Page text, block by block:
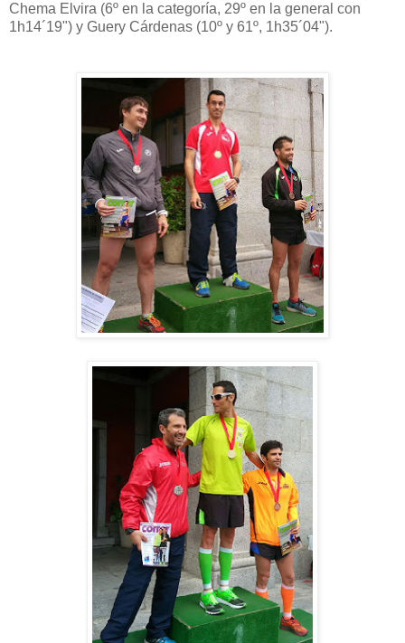
Chema Elvira (6º en la categoría, 29º en la general con
1h14´19") y Guery Cárdenas (10º y 61º, 1h35´04").